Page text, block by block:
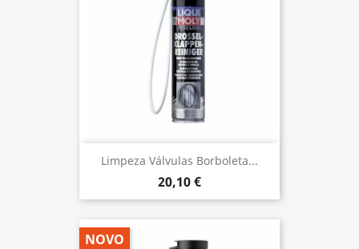
Limpeza Válvulas Borboleta...
20,10 €
NOVO